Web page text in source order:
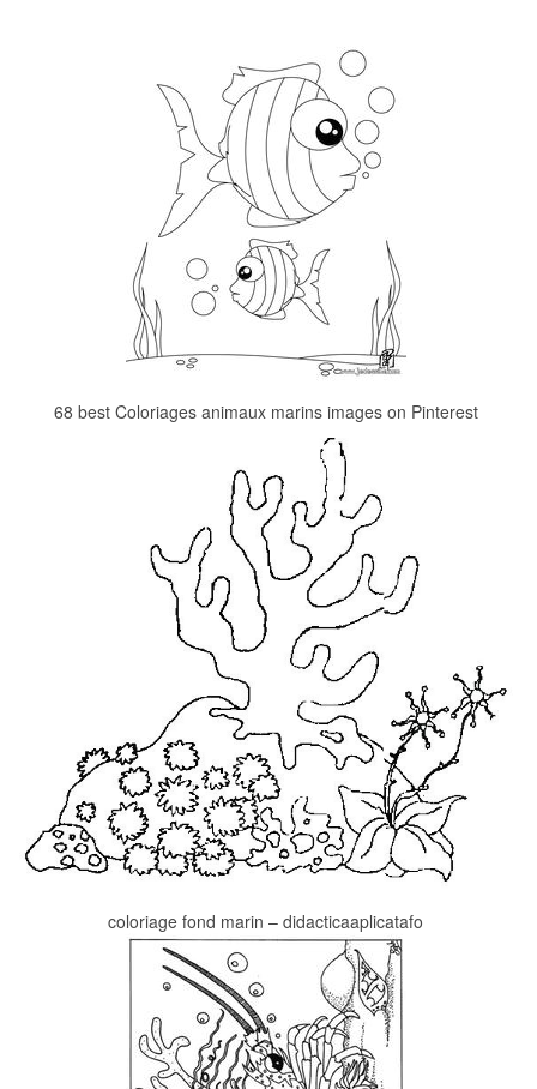
68 best Coloriages animaux marins images on Pinterest
coloriage fond marin – didacticaaplicatafo